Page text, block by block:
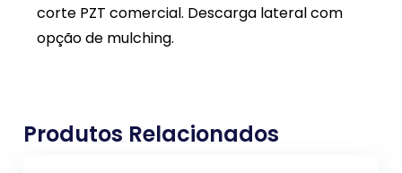
corte PZT comercial. Descarga lateral com
opção de mulching.
Produtos Relacionados